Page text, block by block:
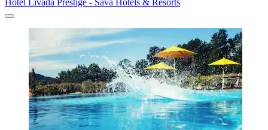
Hotel Livada Prestige - Sava Hotels & Resorts